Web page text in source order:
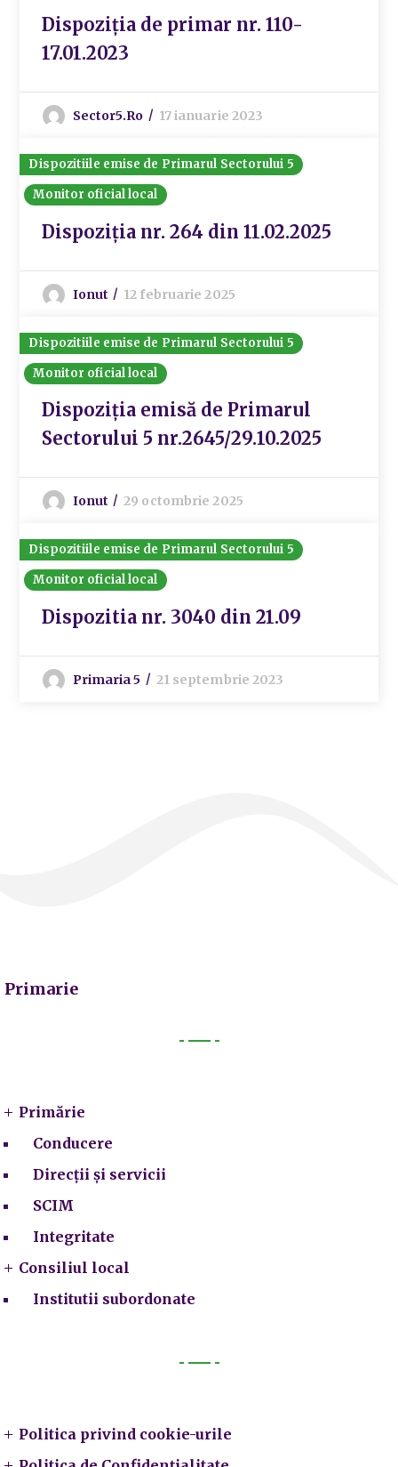
Dispoziția de primar nr. 110-
17.01.2023
Sector5.ro 17 ianuarie 2023
Dispozitiile emise de Primarul Sectorului 5
Monitor oficial local
Dispoziția nr. 264 din 11.02.2025
Ionut 12 februarie 2025
Dispozitiile emise de Primarul Sectorului 5
Monitor oficial local
Dispoziția emisă de Primarul
Sectorului 5 nr.2645/29.10.2025
Ionut 29 octombrie 2025
Dispozitiile emise de Primarul Sectorului 5
Monitor oficial local
Dispozitia nr. 3040 din 21.09
Primaria 5 21 septembrie 2023
Primarie
Primărie
Conducere
Direcții și servicii
SCIM
Integritate
Consiliul local
Institutii subordonate
Politica privind cookie-urile